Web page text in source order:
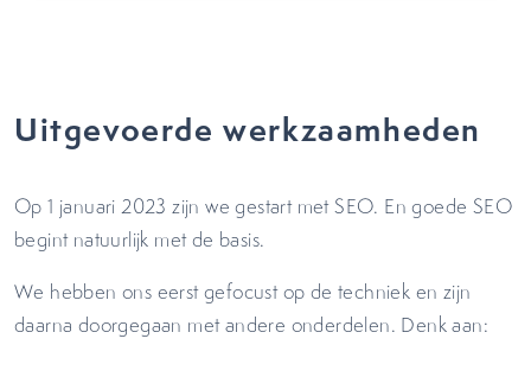
Uitgevoerde werkzaamheden
Op 1 januari 2023 zijn we gestart met SEO. En goede SEO
begint natuurlijk met de basis.
We hebben ons eerst gefocust op de techniek en zijn
daarna doorgegaan met andere onderdelen. Denk aan: